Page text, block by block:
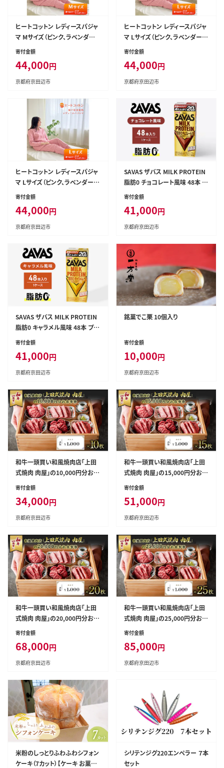
ヒートコットン レディースパジャ
マ Mサイズ（ピンク、ラベンダー
ブルー） ルームウエア パジャマ
性 ニット素材ラベンダーブルー
寄付金額
44,000円
京都府京田辺市
ヒートコットン レディースパジャ
マ Lサイズ（ピンク、ラベンダーブ
ルー） ルームウエア パジャマ 婦
ニット素材ピンク
寄付金額
44,000円
京都府京田辺市
ヒートコットン レディースパジャ
マ Lサイズ（ピンク、ラベンダーブ
ルー） ルームウエア パジャマ 婦
ニット素材ラベンダーブルー
寄付金額
44,000円
京都府京田辺市
SAVAS ザバス MILK PROTEIN
脂肪0 チョコレート風味 48本 プ
ロテイン ザバスプロテイン ミル
動後の水分補給 プロテインドリ
ンク 飲みやすい 運動 スポーツ
寄付金額
41,000円
京都府京田辺市
SAVAS ザバス MILK PROTEIN
脂肪0 キャラメル風味 48本 プロ
テイン ザバスプロテイン ミルク
プロテイン ドリンク 飲み物 運動
後の水分補給 プロテインドリン
ク 飲みやすい 運動 スポーツ 京
寄付金額
41,000円
京都府京田辺市
銘菓でこ栗 10個入り
寄付金額
10,000円
京都府京田辺市
和牛一頭買い和風焼肉店「上田
式焼肉 肉屋」の10,000円分お食
事券
寄付金額
34,000円
京都府京田辺市
和牛一頭買い和風焼肉店「上田
式焼肉 肉屋」の15,000円分お食
事券
寄付金額
51,000円
京都府京田辺市
和牛一頭買い和風焼肉店「上田
式焼肉 肉屋」の20,000円分お食
事券
寄付金額
68,000円
京都府京田辺市
和牛一頭買い和風焼肉店「上田
式焼肉 肉屋」の25,000円分お食
事券
寄付金額
85,000円
京都府京田辺市
米粉のしっとりふわふわシフォン
ケーキ（7カット）【ケーキ お菓子
シリテンジグ220エンペラー ７本
セット